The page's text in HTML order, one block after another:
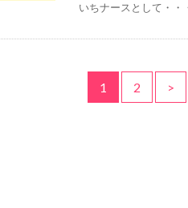
いちナースとして・
1 2 >